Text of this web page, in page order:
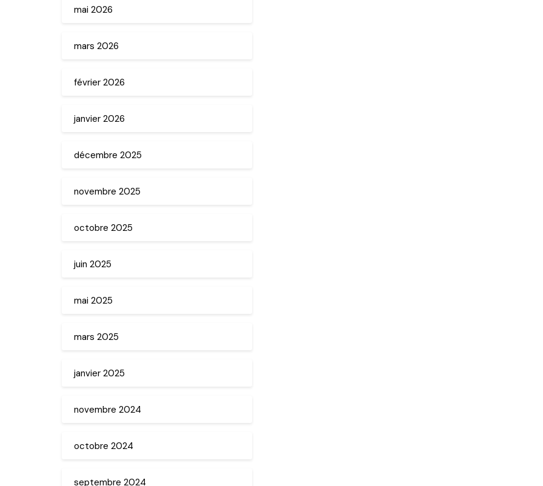
mai 2026
mars 2026
février 2026
janvier 2026
décembre 2025
novembre 2025
octobre 2025
juin 2025
mai 2025
mars 2025
janvier 2025
novembre 2024
octobre 2024
septembre 2024